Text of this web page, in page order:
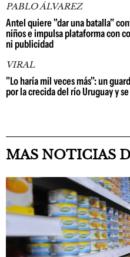
PABLO ÁLVAREZ
Antel quiere "dar una batalla"
niños e impulsa plataforma con
ni publicidad
VIRAL
"Lo haría mil veces más": un
por la crecida del río Uruguay y
MAS NOTICIAS